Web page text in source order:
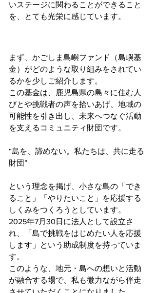
いステージに関わることができること
を、とても光栄に感じています。
まず、かごしま島嶼ファンド（島嶼基
金）がどのような取り組みをされてい
るかを少しご紹介します。
この基金は、鹿児島県の島々に住む人
びとや挑戦者の声を拾いあげ、地域の
可能性を引き出し、未来へつなぐ活動
を支えるコミュニティ財団です。
“島を、諦めない。私たちは、共に走る
財団”
という理念を掲げ、小さな島の「でき
ること」「やりたいこと」を応援する
しくみをつくろうとしています。
2025年7月30日に法人として設立さ
れ、「島で挑戦をはじめたい人を応援
します」という助成制度を持っていま
す。
このような、地元・島への想いと活動
が融合する場で、私も微力ながら伴走